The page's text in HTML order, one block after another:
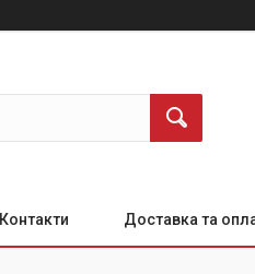
Контакти Доставка та